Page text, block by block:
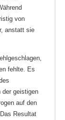
von
anstatt sie
fehlte. Es
der geistigen
auf den
Resultat